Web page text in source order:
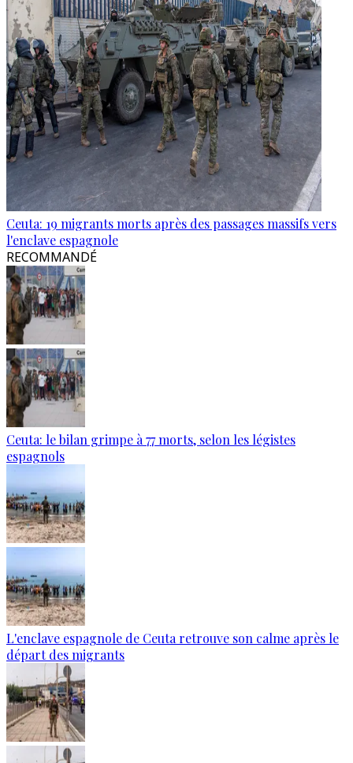
Ceuta: 19 migrants morts après des passages massifs vers
l'enclave espagnole
RECOMMANDÉ
Ceuta: le bilan grimpe à 77 morts, selon les légistes
espagnols
L'enclave espagnole de Ceuta retrouve son calme après le
départ des migrants